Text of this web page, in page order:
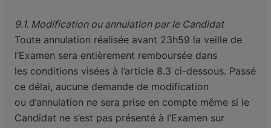
9.1. Modification ou annulation par le Candidat
Toute annulation réalisée avant 23h59 la veille de
l’Examen sera entièrement remboursée dans
les conditions visées à l’article 8.3 ci-dessous. Passé
ce délai, aucune demande de modification
ou d’annulation ne sera prise en compte même si le
Candidat ne s’est pas présenté à l’Examen sur